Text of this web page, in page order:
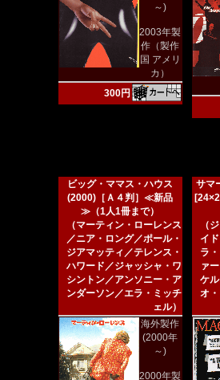
～)
2003年製
作（製作
国 アメリ
カ）
300円
ビッグ・ママス・ハウス
(2000)［Ａ４判］≪新品
≫（1人1冊まで）
（マーティン・ローレンス
／ニア・ロング／ポール・
ジアマッティ／テレンス・
ハワード／ジャッシャ・ワ
シントン／アンソニー・ア
ンダーソン／エラ・ミッチ
ェル）
海外製作
(2000年
～)
2000年製
サマ
（
イ
ラ
ァ
ケ
オ